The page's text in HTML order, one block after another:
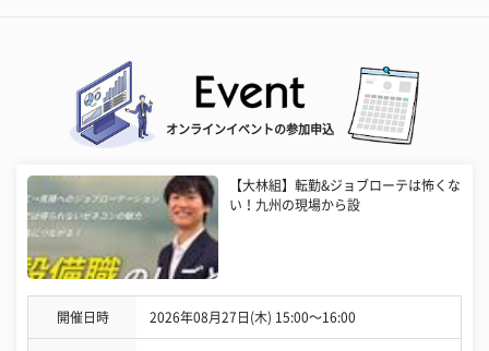
オンラインイベントの参加申込
【大林組】転勤&ジョブローテは怖くな
い！九州の現場から設
開催日時 2026年08月27日(木) 15:00〜16:00